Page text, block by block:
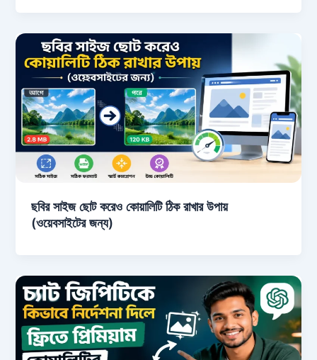
ছবির সাইজ ছোট করেও কোয়ালিটি ঠিক রাখার উপায়
(ওয়েবসাইটের জন্য)